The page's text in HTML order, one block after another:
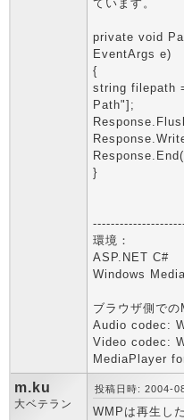
ています。
private void
EventArgs e)
{
string filepath
Path"];
}
環境：
ASP.NET C#
Windows
ブラウザ側で
Audio codec:
Video codec:
MediaPlayer
m.ku
大ベテラン
投稿日時: 2004-
WMPは再生し